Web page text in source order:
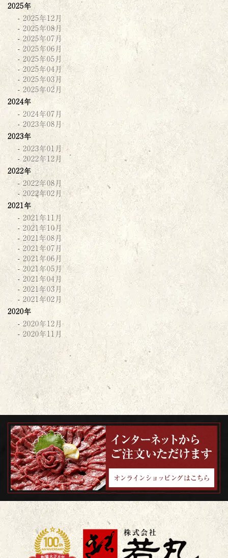
2025年
2025年12月
2025年08月
2025年07月
2025年06月
2025年05月
2025年04月
2025年03月
2025年02月
2024年
2024年07月
2023年08月
2023年
2023年01月
2022年12月
2022年
2022年08月
2022年02月
2021年
2021年11月
2021年10月
2021年08月
2021年07月
2021年06月
2021年05月
2021年04月
2021年03月
2021年02月
2020年
2020年12月
2020年11月